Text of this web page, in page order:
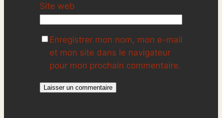
Site web
Enregistrer mon nom, mon e-mail
et mon site dans le navigateur
pour mon prochain commentaire.